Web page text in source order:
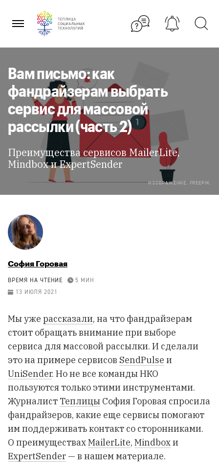
содержанию
Вам письмо: как
фандрайзерам выбрать
сервис для массовой
рассылки (часть 2)
Преимущества сервисов MailerLite,
Mindbox и ExpertSender
ИЗОБРАЖЕНИЕ: FREEPIK.
София Горовая
ВРЕМЯ НА ЧТЕНИЕ
5 МИН
13 ИЮЛЯ 2021
Мы уже рассказали, на что фандрайзерам
стоит обращать внимание при выборе
сервиса для массовой рассылки. И сделали
это на примере сервисов SendPulse и
UniSender. Но не все команды НКО
пользуются только этими инструментами.
Журналист Теплицы София Горовая спросила
фандрайзеров, какие еще сервисы помогают
им поддерживать контакт со сторонниками.
О преимуществахMailerLite, Mindboxи
ExpertSender — в нашем материале.